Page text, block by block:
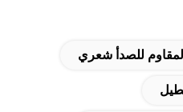
للصدأ شعري